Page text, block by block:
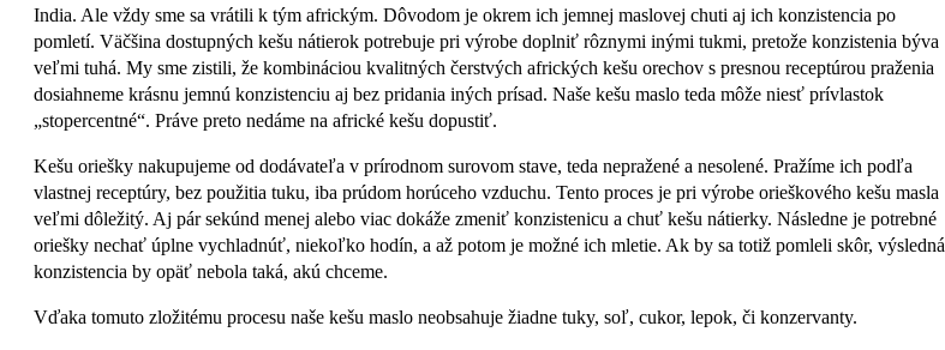
India. Ale vždy sme sa vrátili k tým africkým. Dôvodom je okrem ich jemnej maslovej chuti aj ich konzistencia po
pomletí. Väčšina dostupných kešu nátierok potrebuje pri výrobe doplniť rôznymi inými tukmi, pretože konzistenia býva
veľmi tuhá. My sme zistili, že kombináciou kvalitných čerstvých afrických kešu orechov s presnou receptúrou praženia
dosiahneme krásnu jemnú konzistenciu aj bez pridania iných prísad. Naše kešu maslo teda môže niesť prívlastok
„stopercentné“. Práve preto nedáme na africké kešu dopustiť.
Kešu oriešky nakupujeme od dodávateľa v prírodnom surovom stave, teda nepražené a nesolené. Pražíme ich podľa
vlastnej receptúry, bez použitia tuku, iba prúdom horúceho vzduchu. Tento proces je pri výrobe orieškového kešu masla
veľmi dôležitý. Aj pár sekúnd menej alebo viac dokáže zmeniť konzistenicu a chuť kešu nátierky. Následne je potrebné
oriešky nechať úplne vychladnúť, niekoľko hodín, a až potom je možné ich mletie. Ak by sa totiž pomleli skôr, výsledná
konzistencia by opäť nebola taká, akú chceme.
Vďaka tomuto zložitému procesu naše kešu maslo neobsahuje žiadne tuky, soľ, cukor, lepok, či konzervanty.